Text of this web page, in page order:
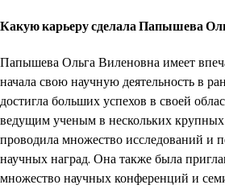
Какую карьеру сделала Папышева
Папышева Ольга Виленовна имеет
начала свою научную деятельность в
достигла больших успехов в своей
ведущим ученым в нескольких
проводила множество исследований и
научных наград. Она также была
множество научных конференций и